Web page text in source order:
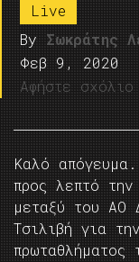
Live
By Σωκράτης
Φεβ 9, 2020
Αφήστε σχόλιο
Καλό
προς λεπτό
μεταξύ του ΑΟ
Τσιλιβή για
πρωταθλήματος